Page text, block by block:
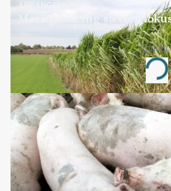
ARRANGEMENT
Markvandring sætter